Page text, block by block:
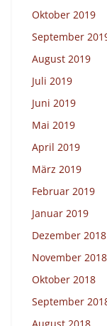
Oktober 2019
September
August 2019
Juli 2019
Juni 2019
Mai 2019
April 2019
März 2019
Februar 2019
Januar 2019
Dezember 2018
November 2018
Oktober 2018
September